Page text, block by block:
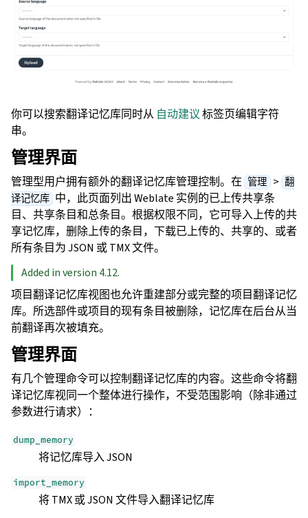
你可以搜索翻译记忆库同时从 自动建议标签页编辑字符
串。
管理界面
管理型用户拥有额外的翻译记忆库管理控制。在 管理 > 翻
译记忆库 中，此页面列出 Weblate 实例的已上传共享条
目、共享条目和总条目。根据权限不同，它可导入上传的共
享记忆库，删除上传的条目，下载已上传的、共享的、或者
所有条目为 JSON 或 TMX 文件。
Added in version 4.12.
项目翻译记忆库视图也允许重建部分或完整的项目翻译记忆
库。所选部件或项目的现有条目被删除，记忆库在后台从当
前翻译再次被填充。
管理界面
有几个管理命令可以控制翻译记忆库的内容。这些命令将翻
译记忆库视同一个整体进行操作，不受范围影响（除非通过
参数进行请求）：
dump_memory
将记忆库导入 JSON
import_memory
将 TMX 或 JSON 文件导入翻译记忆库